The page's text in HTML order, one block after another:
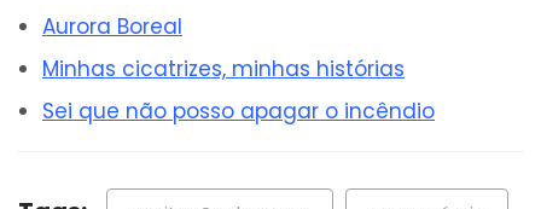
Aurora Boreal
Minhas cicatrizes, minhas histórias
Sei que não posso apagar o incêndio